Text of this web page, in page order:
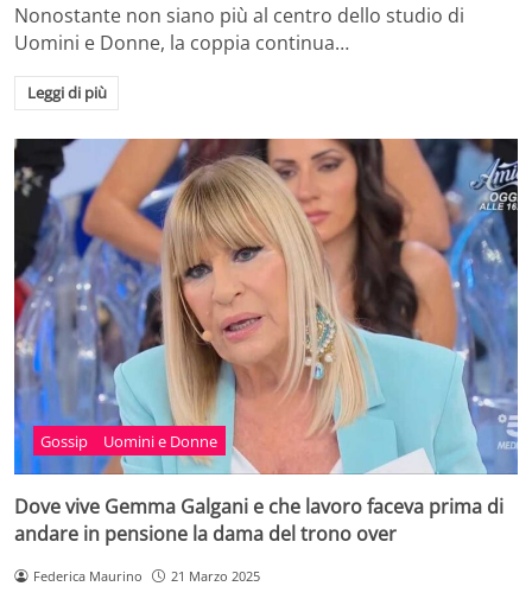
Nonostante non siano più al centro dello studio di
Uomini e Donne, la coppia continua…
Leggi di più
Gossip Uomini e Donne
Dove vive Gemma Galgani e che lavoro faceva prima di
andare in pensione la dama del trono over
Federica Maurino 21 Marzo 2025